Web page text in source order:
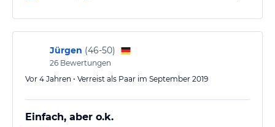
Jürgen (46-50)
26 Bewertungen
Vor 4 Jahren • Verreist als Paar im September 2019
Einfach, aber o.k.